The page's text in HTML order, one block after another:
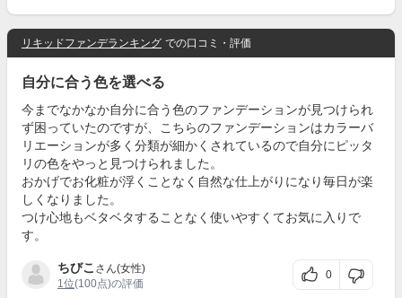
リキッドファンデランキング での口コミ・評価
自分に合う色を選べる
今までなかなか自分に合う色のファンデーションが見つけられ
ず困っていたのですが、こちらのファンデーションはカラーバ
リエーションが多く分類が細かくされているので自分にピッタ
リの色をやっと見つけられました。
おかげでお化粧が浮くことなく自然な仕上がりになり毎日が楽
しくなりました。
つけ心地もベタベタすることなく使いやすくてお気に入りで
す。
ちびこ さん(女性)
1位(100点)の評価
0